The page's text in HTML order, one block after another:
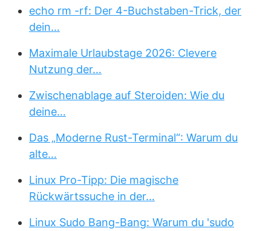
echo rm -rf: Der 4-Buchstaben-Trick, der
dein…
Maximale Urlaubstage 2026: Clevere
Nutzung der…
Zwischenablage auf Steroiden: Wie du
deine…
Das „Moderne Rust-Terminal“: Warum du
alte…
Linux Pro-Tipp: Die magische
Rückwärtssuche in der…
Linux Sudo Bang-Bang: Warum du 'sudo